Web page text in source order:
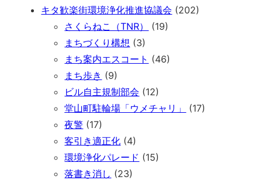
キタ歓楽街環境浄化推進協議会 (202)
さくらねこ（TNR）
(19)
まちづくり構想 (3)
まち案内エスコート (46)
まち歩き (9)
ビル自主規制部会 (12)
堂山町駐輪場「ウメチャリ」
(17)
夜警 (17)
客引き適正化 (4)
環境浄化パレード (15)
落書き消し (23)